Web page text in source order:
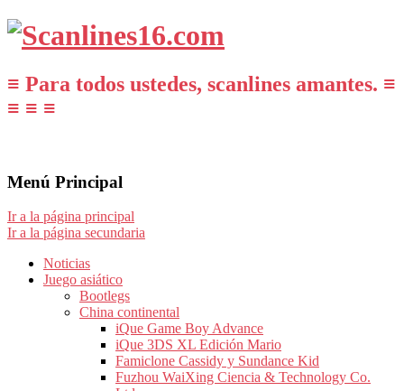
≡ Para todos ustedes, scanlines amantes. ≡
≡ ≡ ≡
Menú Principal
Ir a la página principal
Ir a la página secundaria
Noticias
Juego asiático
Bootlegs
China continental
iQue Game Boy Advance
iQue 3DS XL Edición Mario
Famiclone Cassidy y Sundance Kid
Fuzhou WaiXing Ciencia & Technology Co.